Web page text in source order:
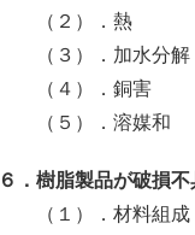
（２）．熱
（３）．加水分解
（４）．銅害
（５）．溶媒和
６．樹脂製品が破損
（１）．材料組成